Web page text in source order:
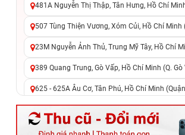
chuyển đổi, 0 gọi người thân
chuyển
481A Nguyễn Thị Thập, Tân Hưng, Hồ Chí
507 Tùng Thiện Vương, Xóm Củi, Hồ Chí Minh
23M Nguyễn Ảnh Thủ, Trung Mỹ Tây, Hồ Chí
389 Quang Trung, Gò Vấp, Hồ Chí Minh (Q. Gò
625 - 625A Âu Cơ, Tân Phú, Hồ Chí Minh
326 Lê Văn Việt, Tăng Nhơn Phú, Hồ Chí Minh
256 Võ Văn Ngân, Thủ Đức, Hồ Chí Minh